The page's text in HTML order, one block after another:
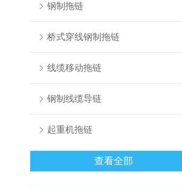
钢制拖链
桥式穿线钢制拖链
线缆移动拖链
钢制线缆导链
起重机拖链
查看全部